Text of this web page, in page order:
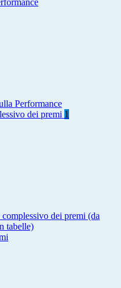
Performance
dei premi 1
dei premi (da
tabelle)